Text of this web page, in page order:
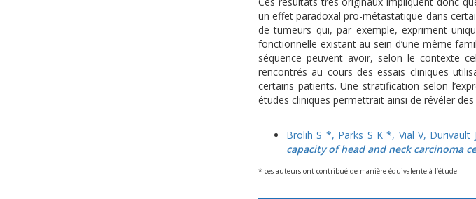
un effet paradoxal pro-métastatique dans
de tumeurs qui, par exemple, expriment
fonctionnelle existant au sein d’une même
séquence peuvent avoir, selon le contexte
rencontrés au cours des essais cliniques
certains patients. Une stratification selon
études cliniques permettrait ainsi de révéler
Brolih S *, Parks S K *, Vial V, Durivault
capacity of head and neck carcinoma
* ces auteurs ont contribué de manière équivalente à l’étude